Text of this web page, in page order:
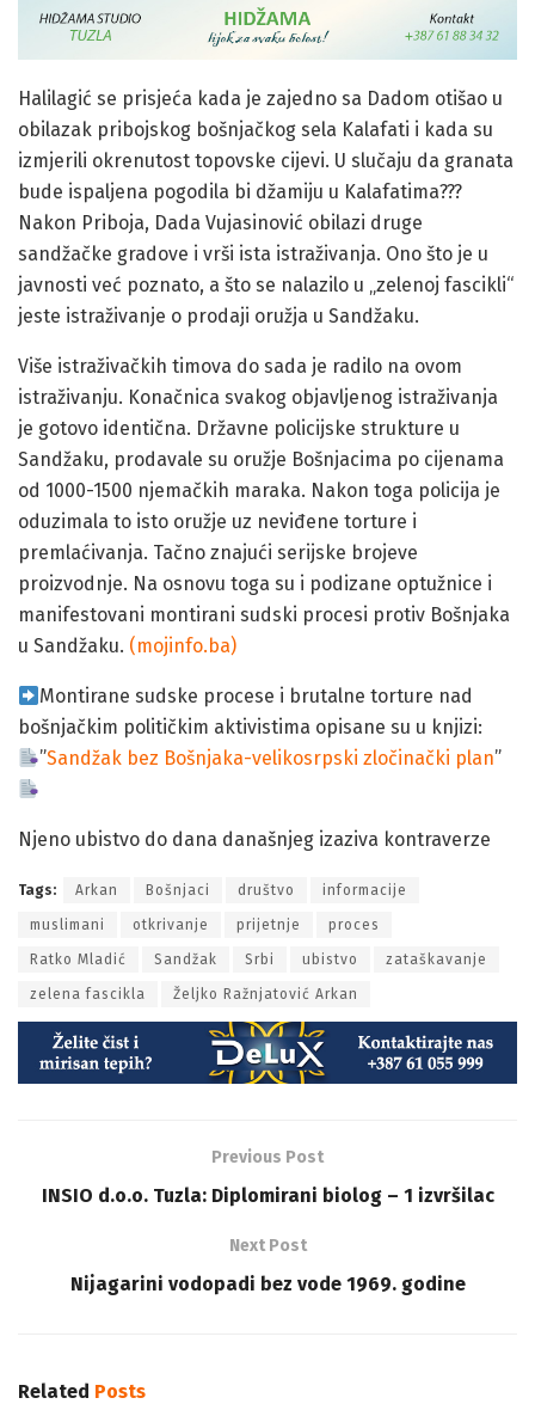
Halilagić se prisjeća kada je zajedno sa Dadom otišao u
obilazak pribojskog bošnjačkog sela Kalafati i kada su
izmjerili okrenutost topovske cijevi. U slučaju da granata
bude ispaljena pogodila bi džamiju u Kalafatima???
Nakon Priboja, Dada Vujasinović obilazi druge
sandžačke gradove i vrši ista istraživanja. Ono što je u
javnosti već poznato, a što se nalazilo u „zelenoj fascikli“
jeste istraživanje o prodaji oružja u Sandžaku.
Više istraživačkih timova do sada je radilo na ovom
istraživanju. Konačnica svakog objavljenog istraživanja
je gotovo identična. Državne policijske strukture u
Sandžaku, prodavale su oružje Bošnjacima po cijenama
od 1000-1500 njemačkih maraka. Nakon toga policija je
oduzimala to isto oružje uz neviđene torture i
premlaćivanja. Tačno znajući serijske brojeve
proizvodnje. Na osnovu toga su i podizane optužnice i
manifestovani montirani sudski procesi protiv Bošnjaka
u Sandžaku. (mojinfo.ba)
Montirane sudske procese i brutalne torture nad
bošnjačkim političkim aktivistima opisane su u knjizi:
”Sandžak bez Bošnjaka-velikosrpski zločinački plan”
Njeno ubistvo do dana današnjeg izaziva kontraverze
Tags: Arkan Bošnjaci društvo informacije
muslimani otkrivanje prijetnje proces
Ratko Mladić Sandžak Srbi ubistvo zataškavanje
zelena fascikla Željko Ražnjatović Arkan
Previous Post
INSIO d.o.o. Tuzla: Diplomirani biolog – 1 izvršilac
Next Post
Nijagarini vodopadi bez vode 1969. godine
Related Posts